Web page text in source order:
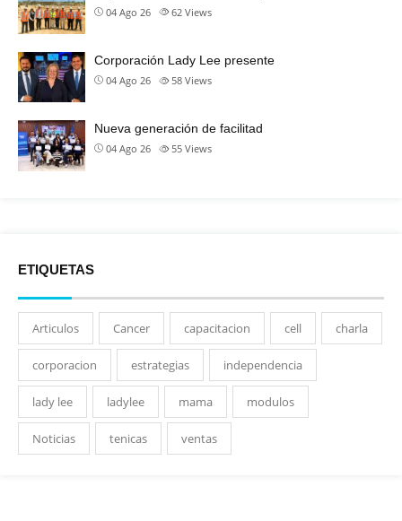
04 Ago 26 62 Views
Corporación Lady Lee presente
04 Ago 26 58 Views
Nueva generación de facilitad
04 Ago 26 55 Views
ETIQUETAS
Articulos Cancer capacitacion cell charla
corporacion estrategias independencia
lady lee ladylee mama modulos
Noticias tenicas ventas